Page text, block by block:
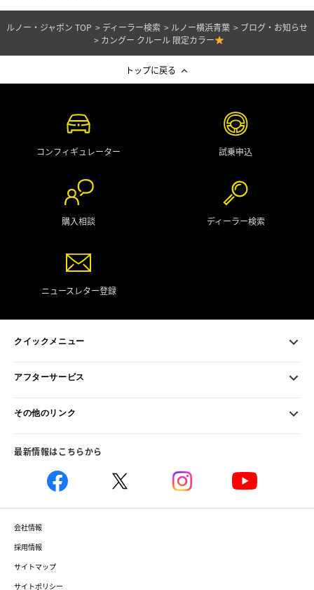
ルノー・ジャポン TOP ディーラー検索 ルノー横浜青葉
ブログ・お知らせ
カングー クルール 限定カラー
トップに戻る
コンフィギュレーター 試乗申込
購入相談 ディーラー検索
ニュースレター登録
クイックメニュー
アフターサービス
その他のリンク
最新情報はこちらから
会社情報
採用情報
サイトマップ
サイトポリシー